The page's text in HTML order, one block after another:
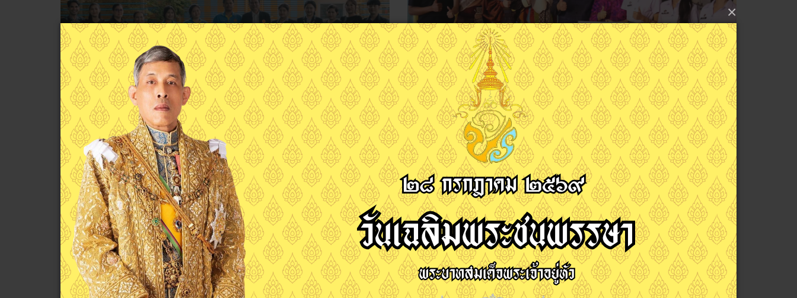
×
Previous Next
วันพุธที่ 10 มิถุนายน 2569 นายพงษ์ศักดิ์ นุ้ยเจริญ มอบทุนการศึกษา ที่ได้รับการสนับสนุนจาก
บริษัท บิ๊กซี ซูเปอร์เซ็นเตอร์ จำกัด (มหาชน) ได้สนับสนุนทุนการศึกษาให้กับนักศึกษาทวิภาคี
อ่านเพิ่มเติม...
วันพุธที่ 10 มิถุนายน 2569 นายภูสิทธิ์ ใจดี นำคณะครู และนักเรียน นักศึกษาเข้าร่วมงาน
มหกรรมผ้าไหม ❇️ไหมไทยสู่เส้นทางโลก
อ่านเพิ่มเติม...
ดร.สุธาสินี คงทอง เป็นประธานในการประชุมพิจารณาทุนการศึกษา
ระหว่างภาคเรียน ให้กับผู้เรียนที่ขาดแคลนคุณทรัพย์หรือประสบปัญหา
ด้านการเรียน
ดร.สุธาสินี คงทอง เข้าร่วมพิธีเปิดการแข่งขันกีฬาอาวุโส แห่งชาติ ครั้งที่
8 “ตาปีเกมส์ 69”